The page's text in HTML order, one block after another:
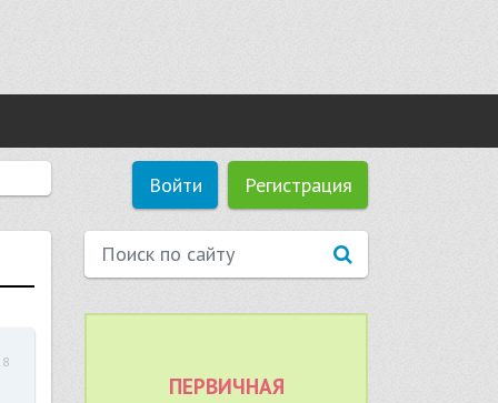
Войти Регистрация
ПЕРВИЧНАЯ